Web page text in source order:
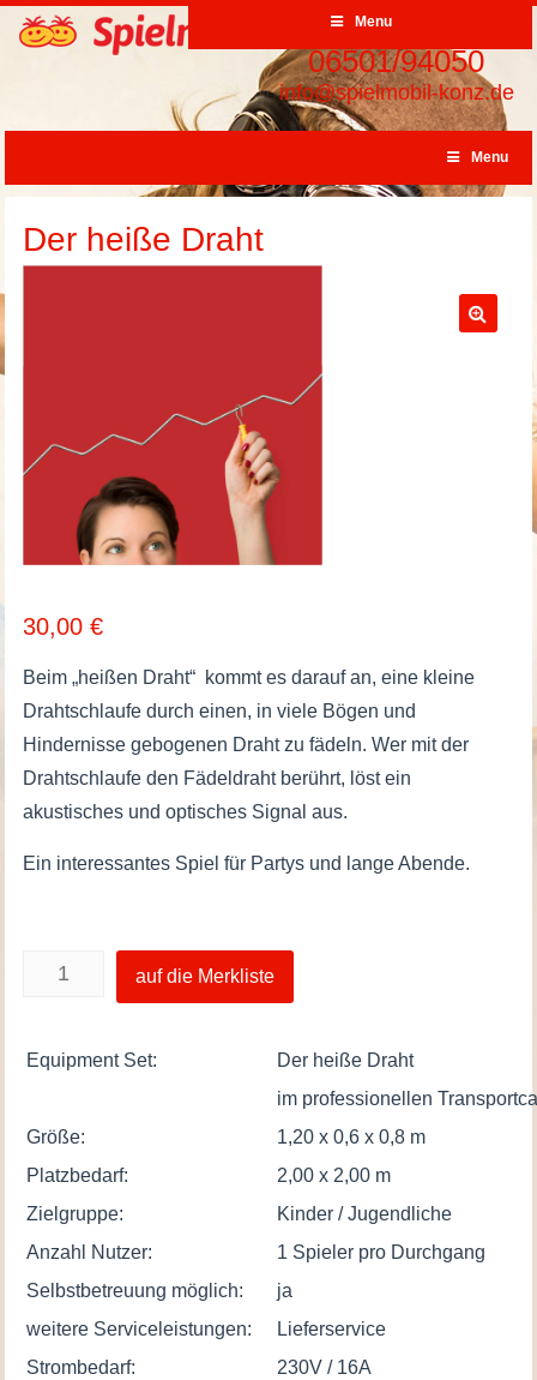
Menu
06501/94050
info@spielmobil-konz.de
Menu
Der heiße Draht
30,00€
Beim „heißen Draht“ kommt es darauf an, eine kleine
Drahtschlaufe durch einen, in viele Bögen und
Hindernisse gebogenen Draht zu fädeln. Wer mit der
Drahtschlaufe den Fädeldraht berührt, löst ein
akustisches und optisches Signal aus.
Ein interessantes Spiel für Partys und lange Abende.
Menge
auf die Merkliste
Equipment Set:
Der heiße Draht
im professionellen
Größe:
1,20 x 0,6 x 0,8 m
Platzbedarf:
2,00 x 2,00 m
Zielgruppe:
Kinder / Jugendliche
Anzahl Nutzer:
1 Spieler pro Durchgang
Selbstbetreuung möglich:
ja
weitere Serviceleistungen:
Lieferservice
Strombedarf:
230V / 16A